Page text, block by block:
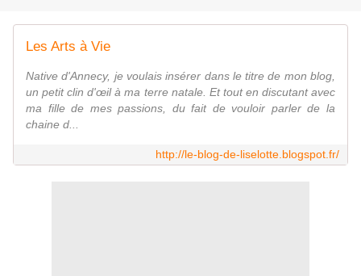
Les Arts à Vie
Native d'Annecy, je voulais insérer dans le titre de mon blog,
un petit clin d'œil à ma terre natale. Et tout en discutant avec
ma fille de mes passions, du fait de vouloir parler de la
chaine d...
http://le-blog-de-liselotte.blogspot.fr/